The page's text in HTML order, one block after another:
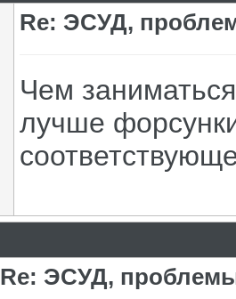
Re: ЭСУД,
Чем
лучше
Re: ЭСУД,